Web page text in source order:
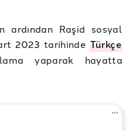
ardından Raşid sosyal
2023 tarihindeTürkçe
yaparak hayatta